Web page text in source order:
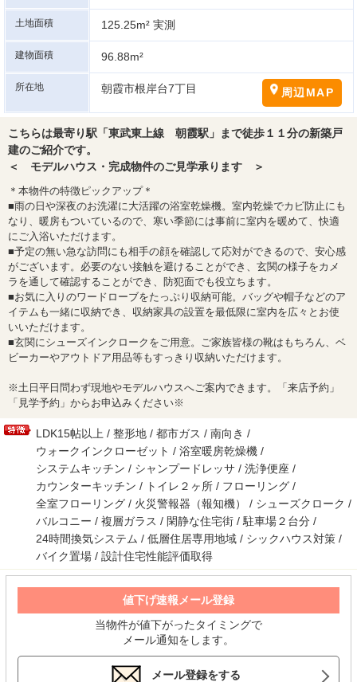
土地面積 125.25m² 実測
建物面積 96.88m²
所在地 朝霞市根岸台7丁目 周辺MAP
こちらは最寄り駅「東武東上線 朝霞駅」まで徒歩１１分の新築戸
建のご紹介です。
＜ モデルハウス・完成物件のご見学承ります ＞
＊本物件の特徴ピックアップ＊
■雨の日や深夜のお洗濯に大活躍の浴室乾燥機。室内乾燥でカビ防止にも
なり、暖房もついているので、寒い季節には事前に室内を暖めて、快適
にご入浴いただけます。
■予定の無い急な訪問にも相手の顔を確認して応対ができるので、安心感
がございます。必要のない接触を避けることができ、玄関の様子をカメ
ラを通して確認することができ、防犯面でも役立ちます。
■お気に入りのワードローブをたっぷり収納可能。バッグや帽子などのア
イテムも一緒に収納でき、収納家具の設置を最低限に室内を広々とお使
いいただけます。
■玄関にシューズインクロークをご用意。ご家族皆様の靴はもちろん、ベ
ビーカーやアウトドア用品等もすっきり収納いただけます。
※土日平日問わず現地やモデルハウスへご案内できます。「来店予約」
「見学予約」からお申込みください※
LDK15帖以上 / 整形地 / 都市ガス / 南向き /
ウォークインクローゼット / 浴室暖房乾燥機 /
システムキッチン / シャンプードレッサ / 洗浄便座 /
カウンターキッチン / トイレ２ヶ所 / フローリング /
全室フローリング / 火災警報器（報知機） / シューズクローク /
バルコニー / 複層ガラス / 閑静な住宅街 / 駐車場２台分 /
24時間換気システム / 低層住居専用地域 / シックハウス対策 /
バイク置場 / 設計住宅性能評価取得
値下げ速報メール登録
当物件が値下がったタイミングで
メール通知をします。
メール登録をする